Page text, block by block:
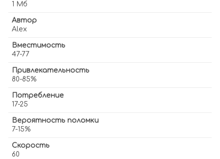
1 Мб
Автор
Alex
Вместимость
47-77
Привлекательность
80-85%
Потребление
17-25
Вероятность поломки
7-15%
Скорость
60